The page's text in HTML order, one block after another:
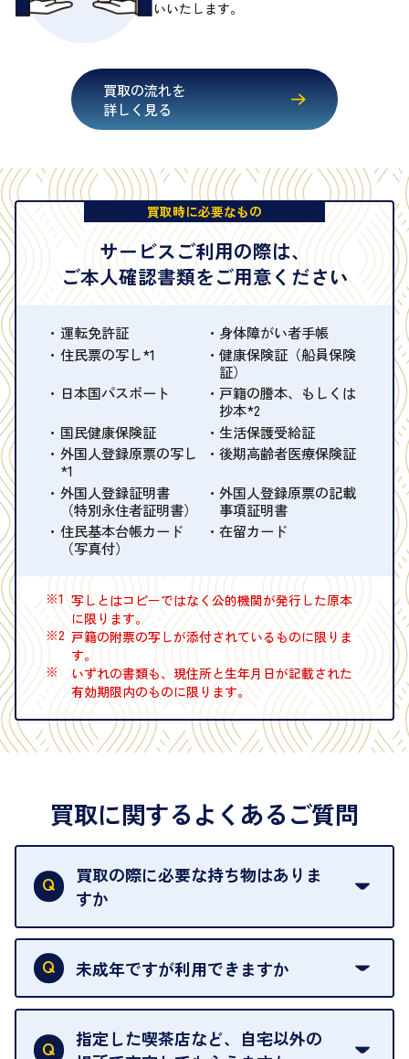
いいたします。
買取の流れを
詳しく見る
買取時に必要なもの
サービスご利用の際は、
ご本人確認書類をご用意ください
運転免許証
身体障がい者手帳
住民票の写し*1
健康保険証（船員保険
証）
日本国パスポート
戸籍の謄本、もしくは
抄本*2
国民健康保険証
生活保護受給証
外国人登録原票の写し
*1
後期高齢者医療保険証
外国人登録証明書
（特別永住者証明書）
外国人登録原票の記載
事項証明書
住民基本台帳カード
（写真付）
在留カード
※1 写しとはコピーではなく公的機関が発行した原本
に限ります。
※2 戸籍の附票の写しが添付されているものに限りま
す。
※
いずれの書類も、現住所と生年月日が記載された
有効期限内のものに限ります。
買取に関するよくあるご質問
買取の際に必要な持ち物はありま
すか
本人確認書類をご用意ください。ご利用になれる書
類はこちらをご確認ください。
未成年ですが利用できますか
18歳未満の方は、保護者の同意があってもご利用い
ただけません。
指定した喫茶店など、自宅以外の